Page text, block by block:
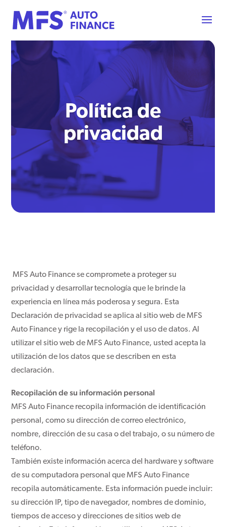
Política de
privacidad
MFS Auto Finance se compromete a proteger su
privacidad y desarrollar tecnología que le brinde la
experiencia en línea más poderosa y segura. Esta
Declaración de privacidad se aplica al sitio web de MFS
Auto Finance y rige la recopilación y el uso de datos. Al
utilizar el sitio web de MFS Auto Finance, usted acepta la
utilización de los datos que se describen en esta
declaración.
Recopilación de su información personal
MFS Auto Finance recopila información de identificación
personal, como su dirección de correo electrónico,
nombre, dirección de su casa o del trabajo, o su número de
teléfono.
También existe información acerca del hardware y software
de su computadora personal que MFS Auto Finance
recopila automáticamente. Esta información puede incluir:
su dirección IP, tipo de navegador, nombres de dominio,
tiempos de acceso y direcciones de sitios web de